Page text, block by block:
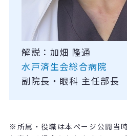
解説：加畑 隆通
水戸済生会総合病院
副院長・眼科 主任部長
※所属・役職は本ページ公開当